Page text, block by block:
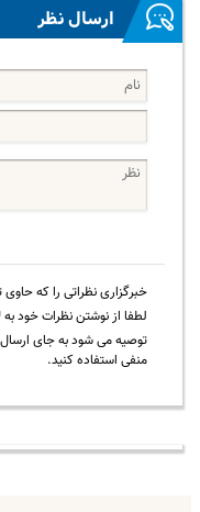
ارسال نظر
خبرگزاری نظراتی را که
لطفا از نوشتن نظرات خود
توصیه می شود به جای
منفی استفاده کنید.